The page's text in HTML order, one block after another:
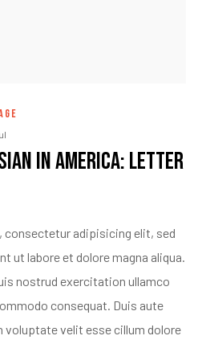
in America: Letter
adipisicing elit, sed
ut labore et dolore magna aliqua.
nostrud exercitation ullamco
consequat. Duis aute
voluptate velit esse cillum dolore